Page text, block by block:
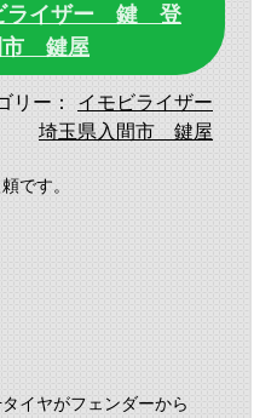
ライザー 鍵 登
市 鍵屋
リー：
イモビライザー
埼玉県入間市 鍵屋
です。
イヤがフェンダーから